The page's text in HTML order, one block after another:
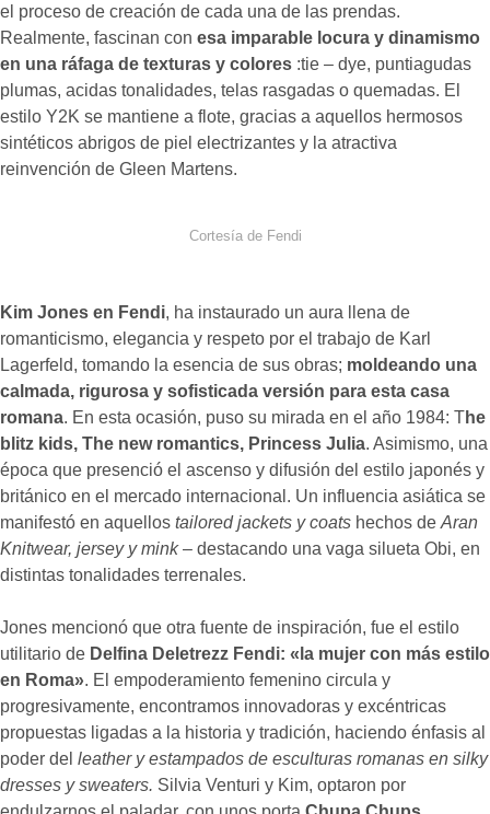
el proceso de creación de cada una de las prendas.
Realmente, fascinan con esa imparable locura y dinamismo
en una ráfaga de texturas y colores :tie – dye, puntiagudas
plumas, acidas tonalidades, telas rasgadas o quemadas. El
estilo Y2K se mantiene a flote, gracias a aquellos hermosos
sintéticos abrigos de piel electrizantes y la atractiva
reinvención de Gleen Martens.
Cortesía de Fendi
Kim Jones en Fendi, ha instaurado un aura llena de
romanticismo, elegancia y respeto por el trabajo de Karl
Lagerfeld, tomando la esencia de sus obras; moldeando una
calmada, rigurosa y sofisticada versión para esta casa
romana. En esta ocasión, puso su mirada en el año 1984: The
blitz kids, The new romantics, Princess Julia. Asimismo, una
época que presenció el ascenso y difusión del estilo japonés y
británico en el mercado internacional. Un influencia asiática se
manifestó en aquellos tailored jackets y coats hechos de Aran
Knitwear, jersey y mink– destacando una vaga silueta Obi, en
distintas tonalidades terrenales.
Jones mencionó que otra fuente de inspiración, fue el estilo
utilitario de Delfina Deletrezz Fendi: «la mujer con más estilo
en Roma». El empoderamiento femenino circula y
progresivamente, encontramos innovadoras y excéntricas
propuestas ligadas a la historia y tradición, haciendo énfasis al
poder del leather y estampados de esculturas romanas en silky
dresses y sweaters. Silvia Venturi y Kim, optaron por